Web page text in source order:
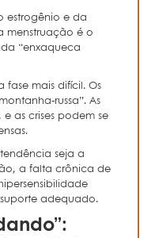
estrogênio e da
menstruação é o
“enxaqueca
fase mais difícil. Os
russa”. As
e as crises podem se
seja a
a falta crônica de
adequado.